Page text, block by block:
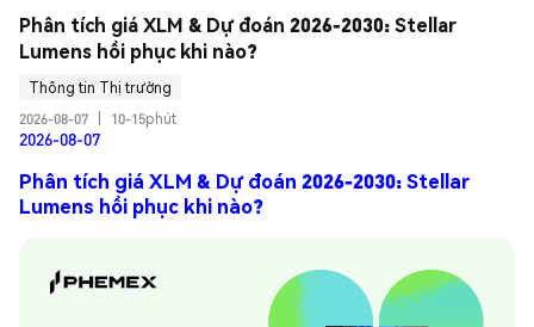
Phân tích giá XLM & Dự đoán 2026-2030: Stellar
Lumens hồi phục khi nào?
Thông tin Thị trường
2026-08-07
10-15phút
2026-08-07
Phân tích giá XLM & Dự đoán 2026-2030: Stellar
Lumens hồi phục khi nào?